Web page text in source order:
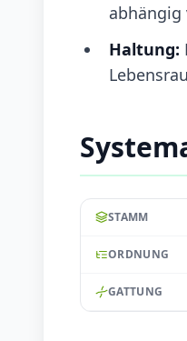
abhängig
Haltung:
STAMM
ORDNUNG
GATTUNG